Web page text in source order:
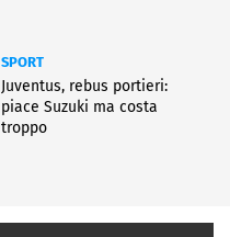
SPORT
Juventus, rebus portieri:
piace Suzuki ma costa
troppo